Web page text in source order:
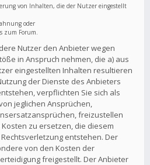
von Inhalten, die der Nutzer eingestellt
oder
zum Forum.
Nutzer den Anbieter wegen
in Anspruch nehmen, die a) aus
eingestellten Inhalten resultieren
der Dienste des Anbieters
verpflichten Sie sich als
jeglichen Ansprüchen,
freizustellen
zu ersetzen, die diesem
entstehen. Der
von den Kosten der
freigestellt. Der Anbieter